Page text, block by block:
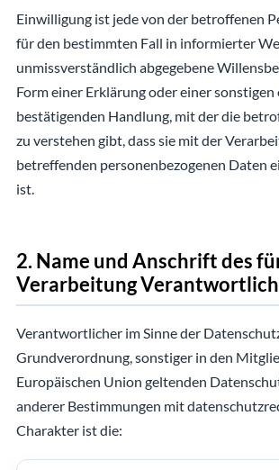
Einwilligung ist jede von der betroffenen
für den bestimmten Fall in informierter
unmissverständlich abgegebene
Form einer Erklärung oder einer
bestätigenden Handlung, mit der die
zu verstehen gibt, dass sie mit der
betreffenden personenbezogenen Daten
ist.
2. Name und Anschrift des
Verarbeitung
Verantwortlicher im Sinne der
Grundverordnung, sonstiger in den
Europäischen Union geltenden
anderer Bestimmungen mit
Charakter ist die: